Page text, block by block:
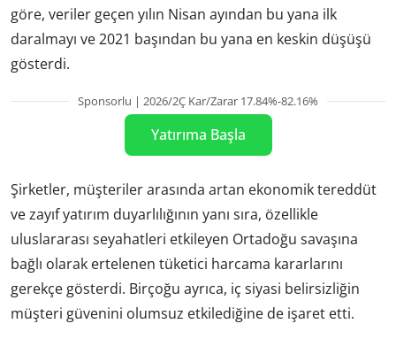
göre, veriler geçen yılın Nisan ayından bu yana ilk
daralmayı ve 2021 başından bu yana en keskin düşüşü
gösterdi.
Sponsorlu | 2026/2Ç Kar/Zarar 17.84%-82.16%
Yatırıma Başla
Şirketler, müşteriler arasında artan ekonomik tereddüt
ve zayıf yatırım duyarlılığının yanı sıra, özellikle
uluslararası seyahatleri etkileyen Ortadoğu savaşına
bağlı olarak ertelenen tüketici harcama kararlarını
gerekçe gösterdi. Birçoğu ayrıca, iç siyasi belirsizliğin
müşteri güvenini olumsuz etkilediğine de işaret etti.